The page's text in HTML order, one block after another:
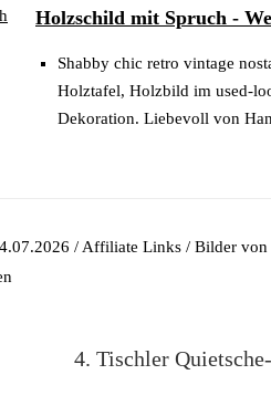
Holzschild mit Spruch -
Shabby chic retro vintage
Holztafel, Holzbild im used-
Dekoration. Liebevoll von
/ Affiliate Links / Bilder
4. Tischler